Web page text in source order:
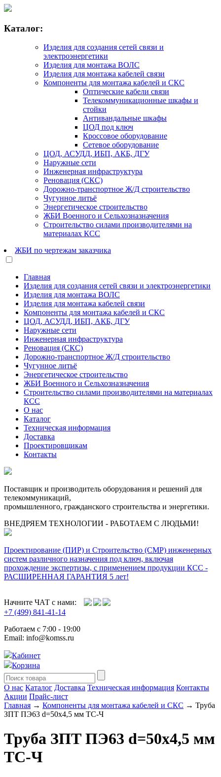
Каталог:
Изделия для создания сетей связи и
электроэнергетики
Изделия для монтажа ВОЛС
Изделия для монтажа кабелей связи
Компоненты для монтажа кабелей и СКС
Оптические кабели связи
Телекоммуникационные шкафы и
стойки
Антивандальные шкафы
ЦОД под ключ
Кроссовое оборудование
Сетевое оборудование
ЦОД, АСУДД, ИБП, АКБ, ДГУ
Наружные сети
Инженерная инфраструктура
Реновация (СКС)
Дорожно-транспортное Ж/Д строительство
Чугунное литьё
Энергетическое строительство
ЖБИ Военного и Сельхозназначения
Строительство силами производителями на
материалах КСС
ЖБИ по чертежам заказчика
Главная
Изделия для создания сетей связи и электроэнергетики
Изделия для монтажа ВОЛС
Изделия для монтажа кабелей связи
Компоненты для монтажа кабелей и СКС
ЦОД, АСУДД, ИБП, АКБ, ДГУ
Наружные сети
Инженерная инфраструктура
Реновация (СКС)
Дорожно-транспортное Ж/Д строительство
Чугунное литьё
Энергетическое строительство
ЖБИ Военного и Сельхозназначения
Строительство силами производителями на материалах
КСС
О нас
Каталог
Техническая информация
Доставка
Проектировщикам
Контакты
Поставщик и производитель оборудования и решений для
телекоммуникаций,
промышленного, гражданского строительства и энергетики.
ВНЕДРЯЕМ ТЕХНОЛОГИИ - РАБОТАЕМ С ЛЮДЬМИ!
Проектирование (ПИР) и Cтроительство (СМР) инженерных
систем различного назначения под ключ, включая
прохождение экспертизы, с применением продукции КСС -
РАСШИРЕННАЯ ГАРАНТИЯ 5 лет!
Начните ЧАТ с нами:
+7 (499) 841-41-14
Работаем с 7:00 - 19:00
Email: info@komss.ru
Кабинет
Корзина
О нас Каталог Доставка Техническая информация Контакты
Акции Прайс-лист
Главная → Компоненты для монтажа кабелей и СКС → Труба
ЗПТ ПЭ63 d=50х4,5 мм ТС-Ч
Труба ЗПТ ПЭ63 d=50х4,5 мм
ТС-Ч